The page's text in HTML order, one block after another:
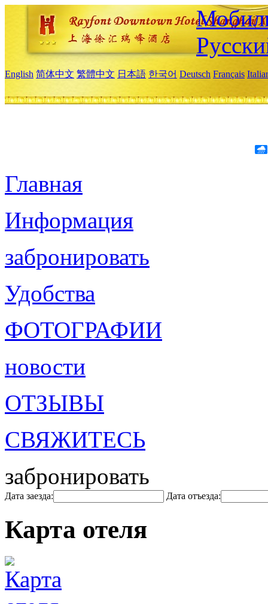
English 简体中文 繁體中文 日本語 한국어 Deutsch Français
Главная
Информация
забронировать
Удобства
ФОТОГРАФИИ
новости
ОТЗЫВЫ
СВЯЖИТЕСЬ
забронировать
Дата заезда: Дата отъезда:
Карта отеля